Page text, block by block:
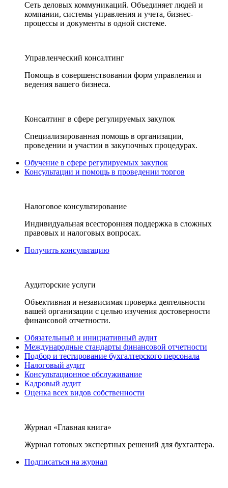
Сеть деловых коммуникаций. Объединяет людей и
компании, системы управления и учета, бизнес-
процессы и документы в одной системе.
Управленческий консалтинг
Помощь в совершенствовании форм управления и
ведения вашего бизнеса.
Консалтинг в сфере регулируемых закупок
Специализированная помощь в организации,
проведении и участии в закупочных процедурах.
Обучение в сфере регулируемых закупок
Консультации и помощь в проведении торгов
Налоговое консультирование
Индивидуальная всесторонняя поддержка в сложных
правовых и налоговых вопросах.
Получить консультацию
Аудиторские услуги
Объективная и независимая проверка деятельности
вашей организации с целью изучения достоверности
финансовой отчетности.
Обязательный и инициативный аудит
Международные стандарты финансовой отчетности
Подбор и тестирование бухгалтерского персонала
Налоговый аудит
Консультационное обслуживание
Кадровый аудит
Оценка всех видов собственности
Журнал «Главная книга»
Журнал готовых экспертных решений для бухгалтера.
Подписаться на журнал